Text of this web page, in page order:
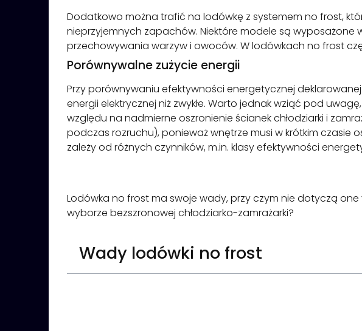
Dodatkowo można trafić na lodówkę z systemem no frost,
nieprzyjemnych zapachów. Niektóre modele są
przechowywania warzyw i owoców. W lodówkach no frost
Porównywalne zużycie energii
Przy porównywaniu efektywności energetycznej
energii elektrycznej niż zwykłe. Warto jednak wziąć pod
względu na nadmierne oszronienie ścianek chłodziarki i
podczas rozruchu), ponieważ wnętrze musi w krótkim czasie
zależy od różnych czynników, m.in. klasy efektywności
Lodówka no frost ma swoje wady, przy czym nie dotyczą
wyborze bezszronowej chłodziarko-zamrażarki?
Wady lodówki no frost